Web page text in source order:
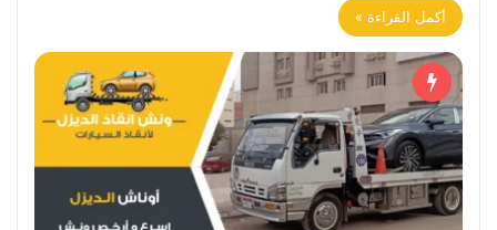
أكمل القراءة »